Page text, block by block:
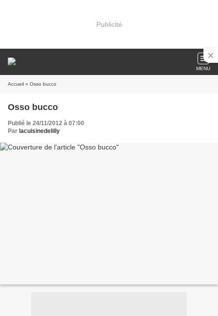
Publicité
MENU
Accueil » Osso bucco
Osso bucco
Publié le 24/11/2012 à 07:00
Par lacuisinedelilly